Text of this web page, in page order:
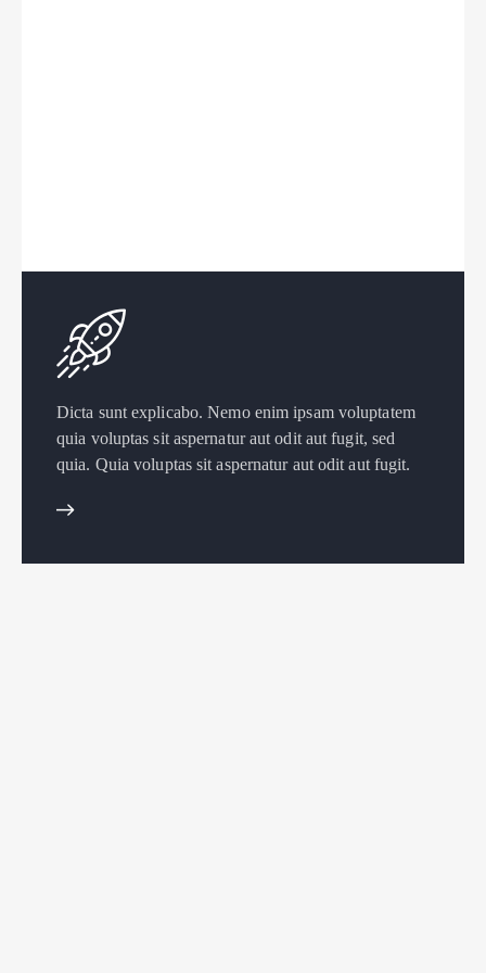
Dicta sunt explicabo. Nemo enim ipsam voluptatem
quia voluptas sit aspernatur aut odit aut fugit, sed
quia. Quia voluptas sit aspernatur aut odit aut fugit.